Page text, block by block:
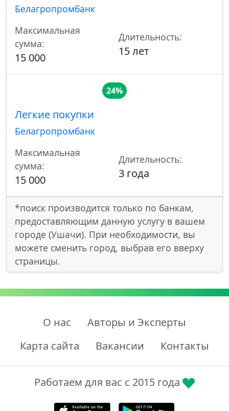
Белагропромбанк
Максимальная
сумма:
15 000
Длительность:
15 лет
24%
Легкие покупки
Белагропромбанк
Максимальная
сумма:
15 000
Длительность:
3 года
*поиск производится только по банкам,
предоставляющим данную услугу в вашем
городе (Ушачи). При необходимости, вы
можете сменить город, выбрав его вверху
страницы.
О нас
Авторы и Эксперты
Карта сайта
Вакансии Контакты
Работаем для вас с 2015 года